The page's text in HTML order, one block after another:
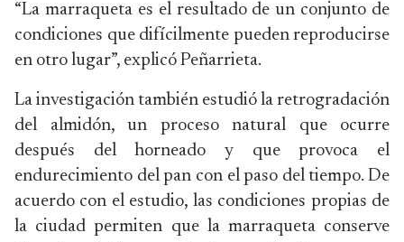
“La marraqueta es el resultado de un conjunto de
condiciones que difícilmente pueden reproducirse
en otro lugar”, explicó Peñarrieta.
La investigación también estudió la retrogradación
del almidón, un proceso natural que ocurre
después del horneado y que provoca el
endurecimiento del pan con el paso del tiempo. De
acuerdo con el estudio, las condiciones propias de
la ciudad permiten que la marraqueta conserve